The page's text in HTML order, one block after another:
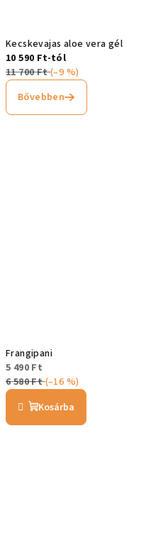
Kecskevajas aloe vera gél
10 590 Ft-tól
11 700 Ft(–9 %)
Bővebben
Frangipani
5 490 Ft
6 580 Ft(–16 %)
Kosárba